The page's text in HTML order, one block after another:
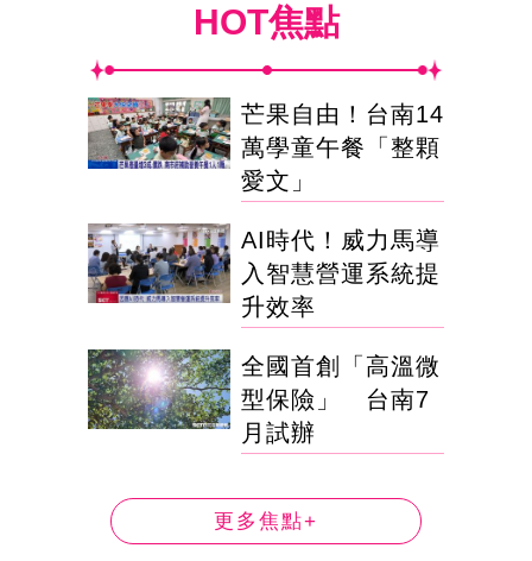
HOT焦點
芒果自由！台南14
萬學童午餐「整顆
愛文」
AI時代！威力馬導
入智慧營運系統提
升效率
全國首創「高溫微
型保險」 台南7
月試辦
更多焦點+